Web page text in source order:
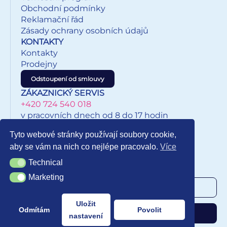
chvíle, kdy otočí dva různé obrázky. Vyhrává hráč, který
získá více bodů. PAPÍR: křída matná 350g + lamino lesk 1/1
VELIKOST HRACÍCH KARET: 51x51cm VAROVÁNÍ:
Nevhodné pro děti do 3 let. Nebezpečí vdechnutí a
spolknutí malých částic. Uvedená cena je za 1 ks.
Obchodní podmínky
Reklamační řád
Zásady ochrany osobních údajů
KONTAKTY
Kontakty
Prodejny
Odstoupení od smlouvy
ZÁKAZNICKÝ SERVIS
+420 724 540 018
v pracovních dnech od 8 do 17 hodin
NEWSLETTER
Tyto webové stránky používají soubory cookie,
aby se vám na nich co nejlépe pracovalo.Více
TechnicalTechnical
MarketingMarketing
Odmítám
Uložit
nastavení
Povolit